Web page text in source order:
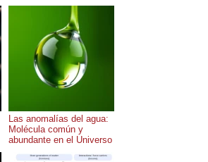
Las anomalías del agua:
Molécula común y
abundante en el Universo